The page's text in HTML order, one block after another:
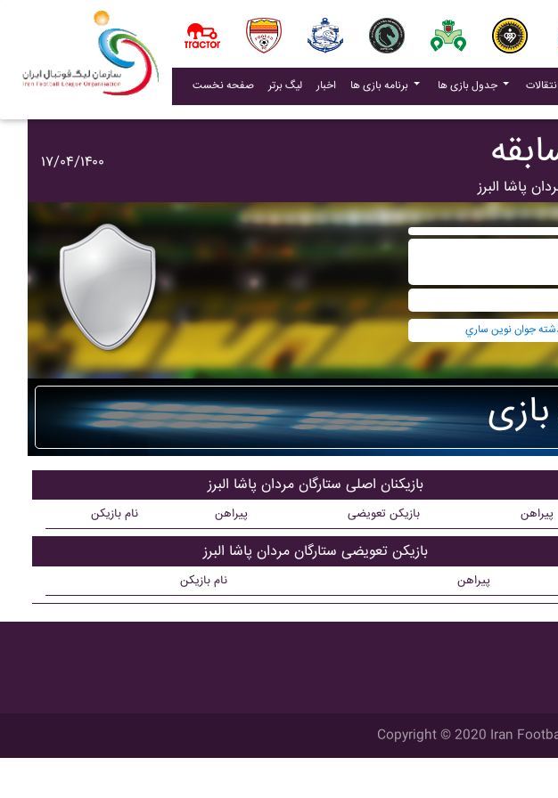
صفحه نخست لیگ برتر اخبار(current) برنامه بازی ها جدول بازی ها
۱۷/۰۴/۱۴۰۰
پاشا البرز
بازیکنان اصلی ستارگان مردان پاشا البرز
نام بازیکن پیراهن بازیکن تعویضی پیراهن
بازیکن تعویضی ستارگان مردان پاشا البرز
نام بازیکن پیراهن
Copyright © 2020 Iran